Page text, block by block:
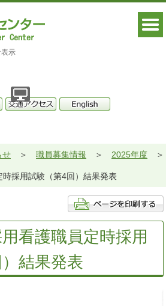
示
せ 職員募集情報 2025年度
採用試験（第4回）結果発表
看護職員定時採用
結果発表